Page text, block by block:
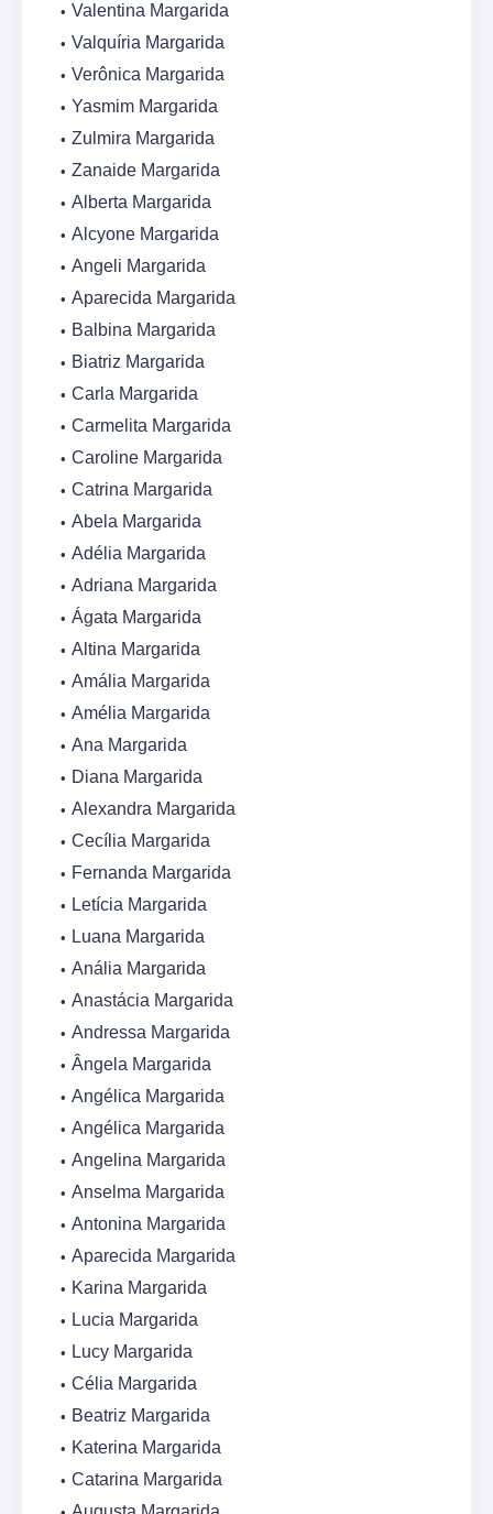
Valentina Margarida
Valquíria Margarida
Verônica Margarida
Yasmim Margarida
Zulmira Margarida
Zanaide Margarida
Alberta Margarida
Alcyone Margarida
Angeli Margarida
Aparecida Margarida
Balbina Margarida
Biatriz Margarida
Carla Margarida
Carmelita Margarida
Caroline Margarida
Catrina Margarida
Abela Margarida
Adélia Margarida
Adriana Margarida
Ágata Margarida
Altina Margarida
Amália Margarida
Amélia Margarida
Ana Margarida
Diana Margarida
Alexandra Margarida
Cecília Margarida
Fernanda Margarida
Letícia Margarida
Luana Margarida
Anália Margarida
Anastácia Margarida
Andressa Margarida
Ângela Margarida
Angélica Margarida
Angélica Margarida
Angelina Margarida
Anselma Margarida
Antonina Margarida
Aparecida Margarida
Karina Margarida
Lucia Margarida
Lucy Margarida
Célia Margarida
Beatriz Margarida
Katerina Margarida
Catarina Margarida